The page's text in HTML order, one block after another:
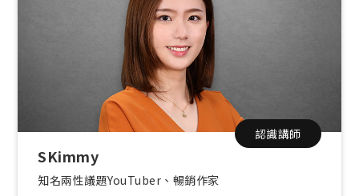
認識講師
SKimmy
知名兩性議題YouTuber、暢銷作家